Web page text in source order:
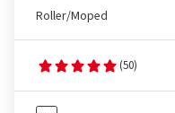
Roller/Moped
(50)